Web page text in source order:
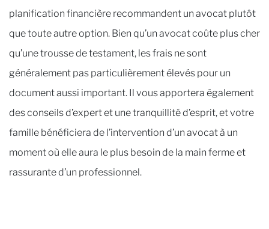
planification financière recommandent un avocat plutôt
que toute autre option. Bien qu’un avocat coûte plus cher
qu’une trousse de testament, les frais ne sont
généralement pas particulièrement élevés pour un
document aussi important. Il vous apportera également
des conseils d’expert et une tranquillité d’esprit, et votre
famille bénéficiera de l’intervention d’un avocat à un
moment où elle aura le plus besoin de la main ferme et
rassurante d’un professionnel.